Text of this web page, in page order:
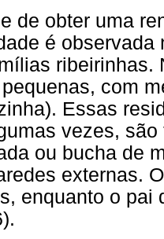
de obter uma
é
ribeirinhas.
com
Essas
vezes,
ou bucha de
externas.
enquanto o pai